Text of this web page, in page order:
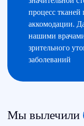
процесс тканей
аккомодации.
нашими
зрительного
заболеваний
Мы вылечили